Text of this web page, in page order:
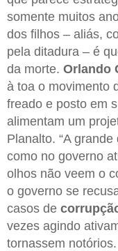
somente muitos
dos filhos – aliás,
pela ditadura – é
da morte. Orlando
à toa o movimento
freado e posto em
alimentam um
Planalto. “A
como no governo
olhos não veem o
o governo se
casos de
vezes agindo
tornassem